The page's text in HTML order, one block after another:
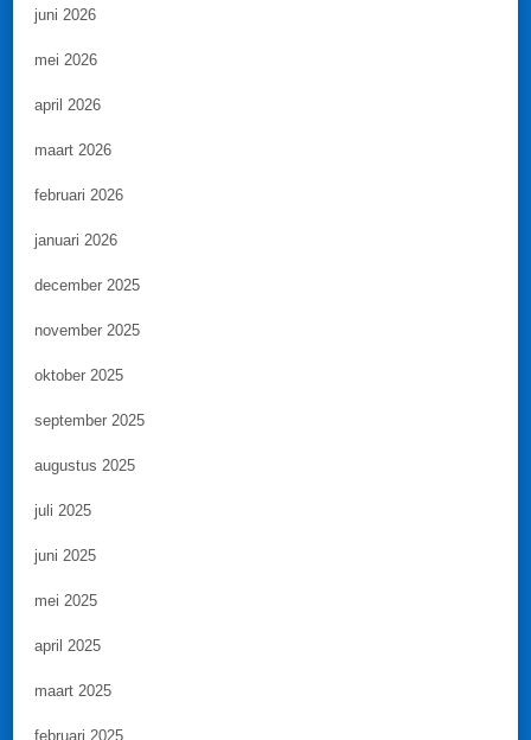
juni 2026
mei 2026
april 2026
maart 2026
februari 2026
januari 2026
december 2025
november 2025
oktober 2025
september 2025
augustus 2025
juli 2025
juni 2025
mei 2025
april 2025
maart 2025
februari 2025